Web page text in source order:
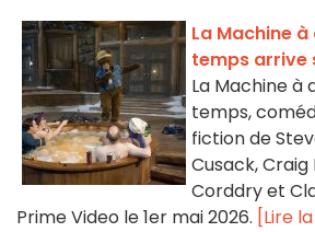
La Machine
temps arrive
La Machine à
temps,
fiction de
Cusack, Craig
Corddry et
Prime Video le 1er mai 2026. [Lire